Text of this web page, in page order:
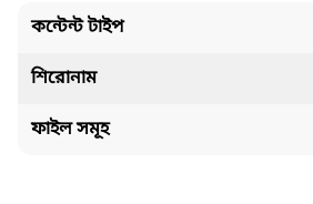
কন্টেন্ট টাইপ
শিরোনাম
ফাইল সমূহ